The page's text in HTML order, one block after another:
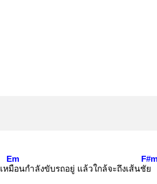
เหมือ
Em
นกำลังขับรถอยู่ แล้วใกล้จะถึงเส้นชัย